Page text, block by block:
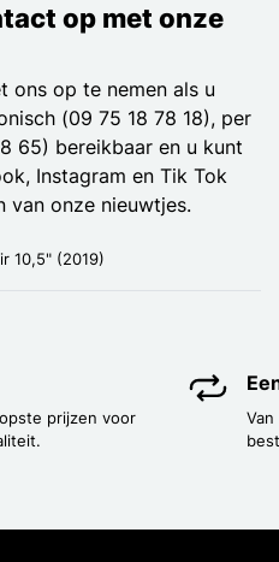
op met onze
ons op te nemen als u
(09 75 18 78 18), per
65) bereikbaar en u kunt
Instagram en Tik Tok
onze nieuwtjes.
10,5" (2019)
prijzen voor